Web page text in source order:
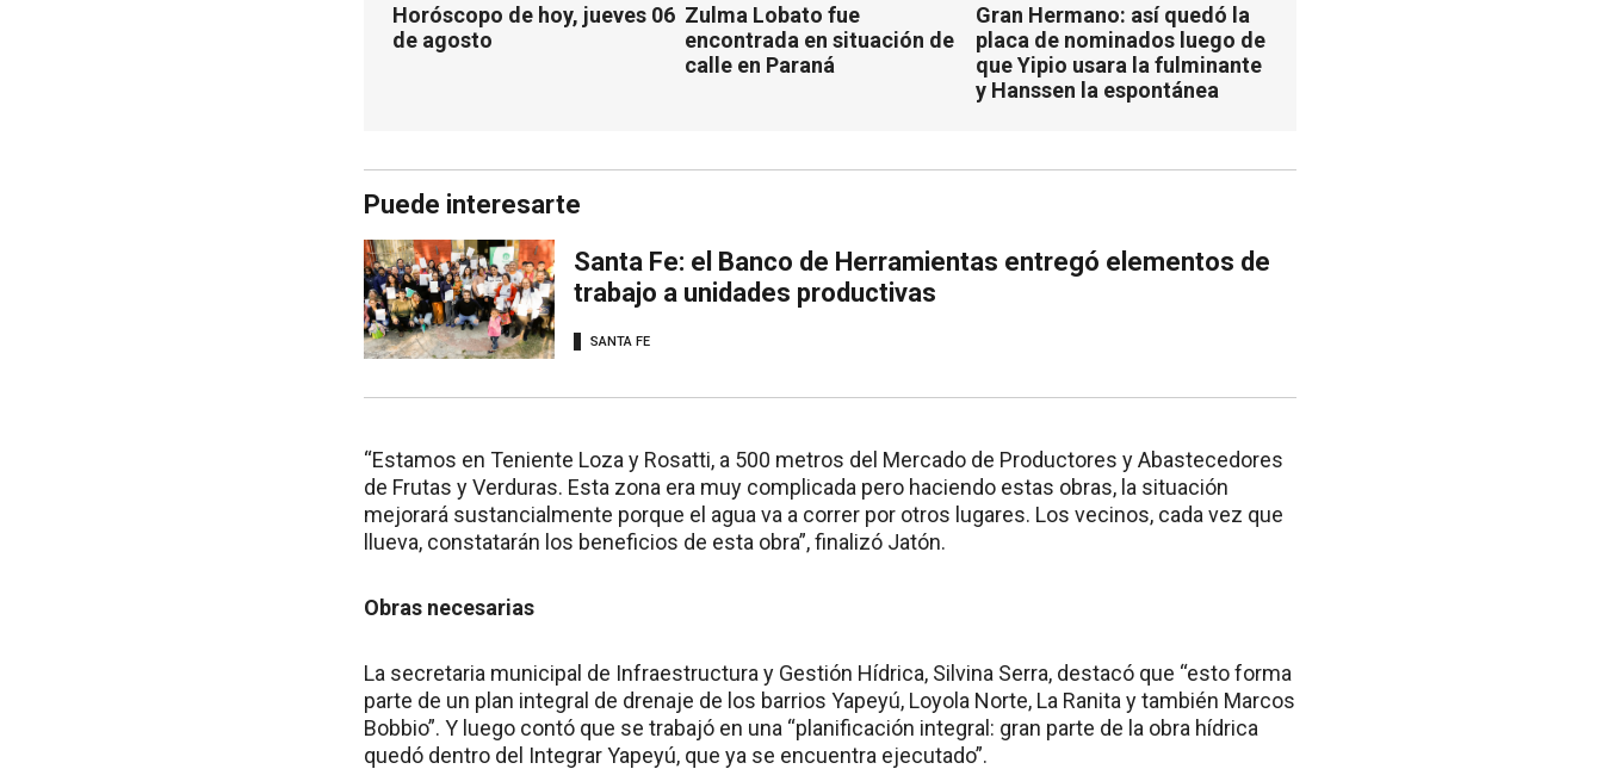
Horóscopo de hoy, jueves 06
de agosto
Zulma Lobato fue
encontrada en situación de
calle en Paraná
Gran Hermano: así quedó la
placa de nominados luego de
que Yipio usara la fulminante
y Hanssen la espontánea
Puede interesarte
Santa Fe: el Banco de Herramientas entregó elementos de
trabajo a unidades productivas
SANTA FE
“Estamos en Teniente Loza y Rosatti, a 500 metros del Mercado de Productores y Abastecedores
de Frutas y Verduras. Esta zona era muy complicada pero haciendo estas obras, la situación
mejorará sustancialmente porque el agua va a correr por otros lugares. Los vecinos, cada vez que
llueva, constatarán los beneficios de esta obra”, finalizó Jatón.
Obras necesarias
La secretaria municipal de Infraestructura y Gestión Hídrica, Silvina Serra, destacó que “esto forma
parte de un plan integral de drenaje de los barrios Yapeyú, Loyola Norte, La Ranita y también Marcos
Bobbio”. Y luego contó que se trabajó en una “planificación integral: gran parte de la obra hídrica
quedó dentro del Integrar Yapeyú, que ya se encuentra ejecutado”.